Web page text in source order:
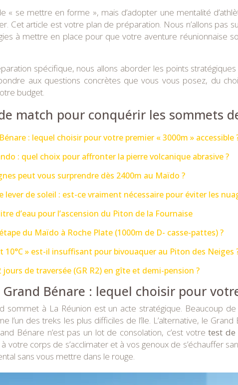
« se mettre en forme », mais d’adopter une mentalité
Cet article est votre plan de préparation. Nous n’allons
à mettre en place pour que votre aventure réunionnaise
spécifique, nous allons aborder les points
aux questions concrètes que vous vous posez, du
budget.
match pour conquérir les sommets
: lequel choisir pour votre premier « 3000m » accessible
: quel choix pour affronter la pierre volcanique abrasive ?
peut vous surprendre dès 2400m au Maïdo ?
lever de soleil : est-ce vraiment nécessaire pour éviter les
d’eau pour l’ascension du Piton de la Fournaise
du Maïdo à Roche Plate (1000m de D- casse-pattes) ?
» est-il insuffisant pour bivouaquer au Piton des Neiges
de traversée (GR R2) en gîte et demi-pension ?
Bénare : lequel choisir pour
sommet à La Réunion est un acte stratégique. Beaucoup
l’un des treks les plus difficiles de l’île. L’alternative, le
Bénare n’est pas un lot de consolation, c’est votretest
corps de s’acclimater et à vos genoux de s’échauffer
sans vous mettre dans le rouge.